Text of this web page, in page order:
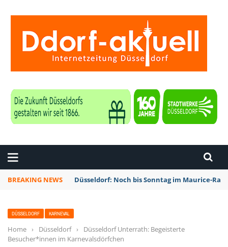
BREAKING NEWS Düsseldorf: Noch bis Sonntag im Maurice-
DÜSSELDORF KARNEVAL
Home › Düsseldorf ›
Düsseldorf Unterrath: Begeisterte
Besucher*innen im Karnevalsdörfchen